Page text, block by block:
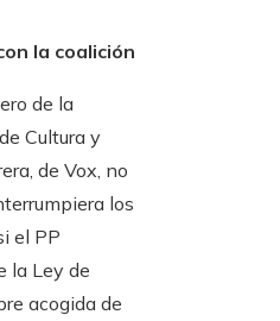
la coalición
de la
Cultura y
de Vox, no
los
el PP
la Ley de
acogida de